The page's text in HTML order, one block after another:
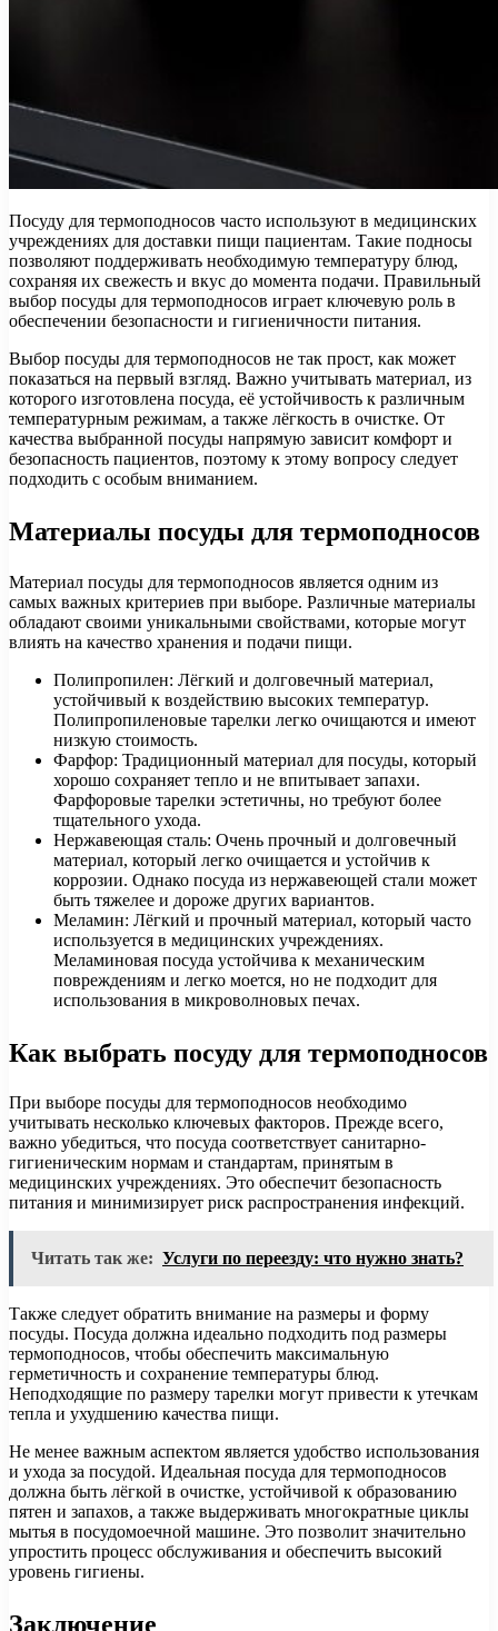
Посуду для термоподносов часто используют в медицинских
учреждениях для доставки пищи пациентам. Такие подносы
позволяют поддерживать необходимую температуру блюд,
сохраняя их свежесть и вкус до момента подачи. Правильный
выбор посуды для термоподносов играет ключевую роль в
обеспечении безопасности и гигиеничности питания.
Выбор посуды для термоподносов не так прост, как может
показаться на первый взгляд. Важно учитывать материал, из
которого изготовлена посуда, её устойчивость к различным
температурным режимам, а также лёгкость в очистке. От
качества выбранной посуды напрямую зависит комфорт и
безопасность пациентов, поэтому к этому вопросу следует
подходить с особым вниманием.
Материалы посуды для термоподносов
Материал посуды для термоподносов является одним из
самых важных критериев при выборе. Различные материалы
обладают своими уникальными свойствами, которые могут
влиять на качество хранения и подачи пищи.
Полипропилен: Лёгкий и долговечный материал,
устойчивый к воздействию высоких температур.
Полипропиленовые тарелки легко очищаются и имеют
низкую стоимость.
Фарфор: Традиционный материал для посуды, который
хорошо сохраняет тепло и не впитывает запахи.
Фарфоровые тарелки эстетичны, но требуют более
тщательного ухода.
Нержавеющая сталь: Очень прочный и долговечный
материал, который легко очищается и устойчив к
коррозии. Однако посуда из нержавеющей стали может
быть тяжелее и дороже других вариантов.
Меламин: Лёгкий и прочный материал, который часто
используется в медицинских учреждениях.
Меламиновая посуда устойчива к механическим
повреждениям и легко моется, но не подходит для
использования в микроволновых печах.
Как выбрать посуду для термоподносов
При выборе посуды для термоподносов необходимо
учитывать несколько ключевых факторов. Прежде всего,
важно убедиться, что посуда соответствует санитарно-
гигиеническим нормам и стандартам, принятым в
медицинских учреждениях. Это обеспечит безопасность
питания и минимизирует риск распространения инфекций.
Читать так же: Услуги по переезду: что нужно знать?
Также следует обратить внимание на размеры и форму
посуды. Посуда должна идеально подходить под размеры
термоподносов, чтобы обеспечить максимальную
герметичность и сохранение температуры блюд.
Неподходящие по размеру тарелки могут привести к утечкам
тепла и ухудшению качества пищи.
Не менее важным аспектом является удобство использования
и ухода за посудой. Идеальная посуда для термоподносов
должна быть лёгкой в очистке, устойчивой к образованию
пятен и запахов, а также выдерживать многократные циклы
мытья в посудомоечной машине. Это позволит значительно
упростить процесс обслуживания и обеспечить высокий
уровень гигиены.